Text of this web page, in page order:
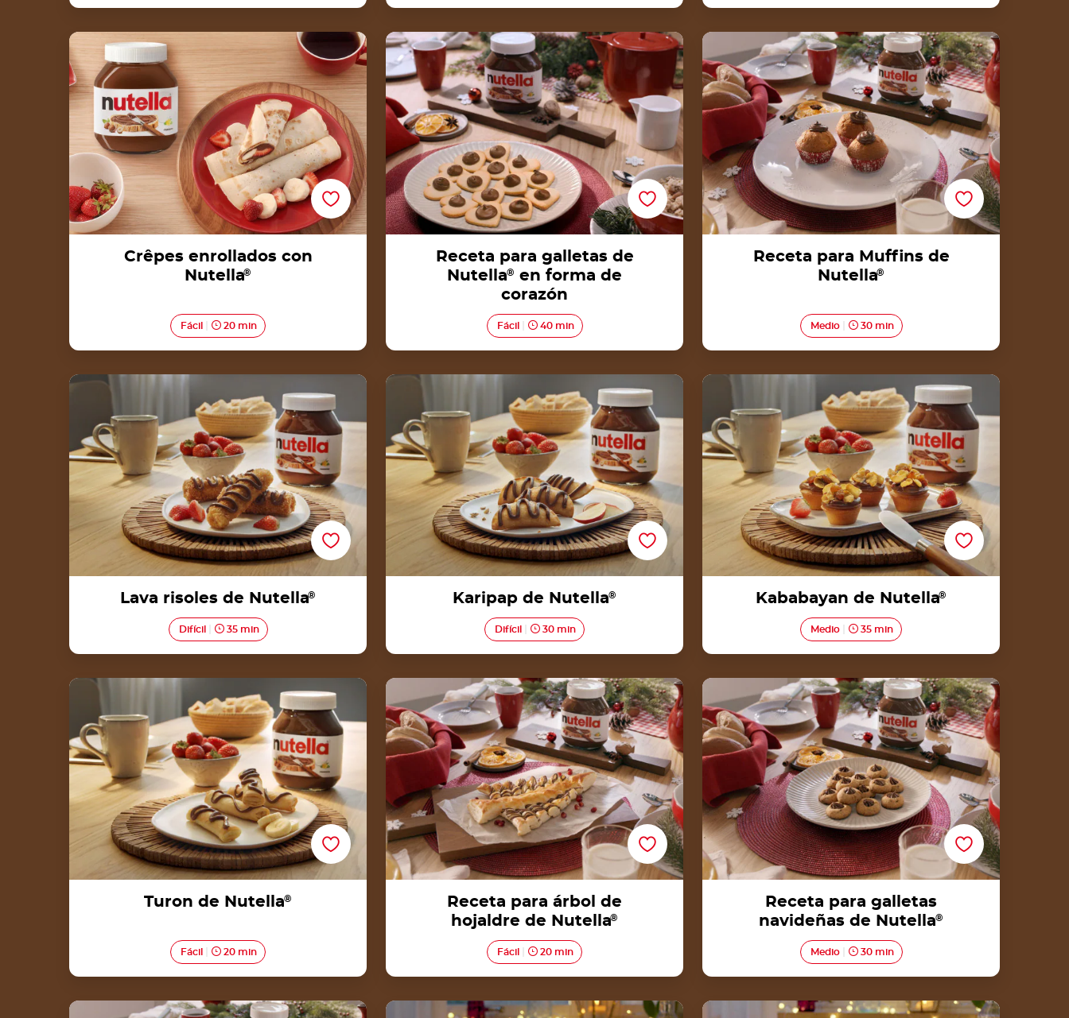
Crêpes enrollados con Nutella®
Crêpes enrollados con
Nutella®
Fácil 20 min
Receta para galletas de Nutella® en forma de
corazón
Receta para galletas de
Nutella® en forma de
corazón
Fácil 40 min
Receta para Muffins de Nutella®
Receta para Muffins de
Nutella®
Medio 30 min
Lava risoles de Nutella®
Lava risoles de Nutella®
Difícil 35 min
Karipap de Nutella®
Karipap de Nutella®
Difícil 30 min
Kababayan de Nutella®
Kababayan de Nutella®
Medio 35 min
Turon de Nutella<sup>®</sup>
Turon de Nutella®
Fácil 20 min
Receta para árbol de hojaldre de Nutella®
Receta para árbol de
hojaldre de Nutella®
Fácil 20 min
Receta para galletas navideñas de Nutella®
Receta para galletas
navideñas de Nutella®
Medio 30 min
Receta para Tronco Navideño de Nutella® Basbousa con Nutella® Karanji con Nutella®